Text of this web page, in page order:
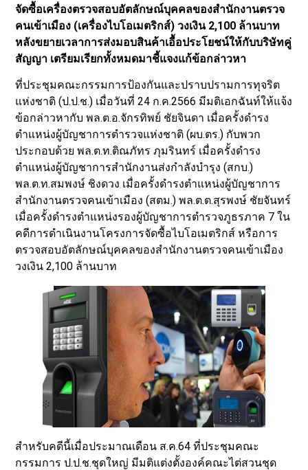
จัดซื้อเครื่องตรวจสอบอัตลักษณ์บุคคลของสำนักงานตรวจ
คนเข้าเมือง (เครื่องไบโอเมตริกส์) วงเงิน 2,100 ล้านบาท
หลังขยายเวลาการส่งมอบสินค้าเอื้อประโยชน์ให้กับบริษัทคู่
สัญญา เตรียมเรียกทั้งหมดมาชี้แจงแก้ข้อกล่าวหา
ที่ประชุมคณะกรรมการป้องกันและปราบปรามการทุจริต
แห่งชาติ (ป.ป.ช.) เมื่อวันที่ 24 ก.ค.2566 มีมติเอกฉันท์ให้แจ้ง
ข้อกล่าวหากับ พล.ต.อ.จักรทิพย์ ชัยจินดา เมื่อครั้งดำรง
ตำแหน่งผู้บัญชาการตำรวจแห่งชาติ (ผบ.ตร.) กับพวก
ประกอบด้วย พล.ต.ท.ติณภัทร ภุมรินทร์ เมื่อครั้งดำรง
ตำแหน่งผู้บัญชาการสำนักงานส่งกำลังบำรุง (สกบ.)
พล.ต.ท.สมพงษ์ ชิงดวง เมื่อครั้งดำรงตำแหน่งผู้บัญชาการ
สำนักงานตรวจคนเข้าเมือง (สตม.) พล.ต.ต.สุรพงษ์ ชัยจันทร์
เมื่อครั้งดำรงตำแหน่งรองผู้บัญชาการตำรวจภูธรภาค 7 ใน
คดีการดำเนินงานโครงการจัดซื้อไบโอเมตริกส์ หรือการ
ตรวจสอบอัตลักษณ์บุคคลของสำนักงานตรวจคนเข้าเมือง
วงเงิน 2,100 ล้านบาท
สำหรับคดีนี้เมื่อประมาณเดือน ส.ค.64 ที่ประชุมคณะ
กรรมการ ป.ป.ช.ชุดใหญ่ มีมติแต่งตั้งองค์คณะไต่สวนชุด